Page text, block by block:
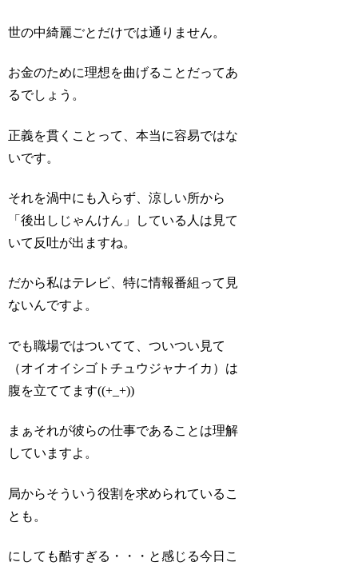
世の中綺麗ごとだけでは通りません。
お金のために理想を曲げることだってあ
るでしょう。
正義を貫くことって、本当に容易ではな
いです。
それを渦中にも入らず、涼しい所から
「後出しじゃんけん」している人は見て
いて反吐が出ますね。
だから私はテレビ、特に情報番組って見
ないんですよ。
でも職場ではついてて、ついつい見て
（オイオイシゴトチュウジャナイカ）は
腹を立ててます((+_+))
まぁそれが彼らの仕事であることは理解
していますよ。
局からそういう役割を求められているこ
とも。
にしても酷すぎる・・・と感じる今日こ